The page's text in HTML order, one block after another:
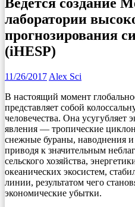
лаборатории
прогнозирования
(iHESP)
11/26/2017 Alex Sci
В настоящий момент
представляет собой
человечества. Она усугубляет
явления — тропические
снежные бураны, наводнения
приводя к значительным
сельского хозяйства,
океанических экосистем,
линии, результатом чего
экономические убытки.